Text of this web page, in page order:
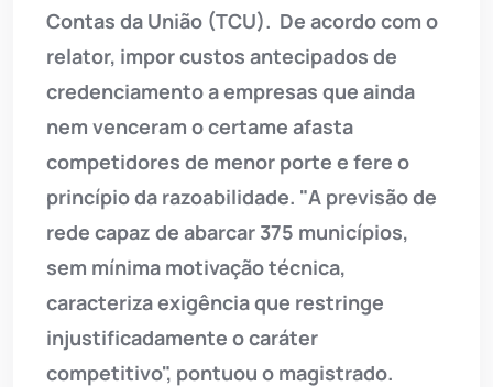
Contas da União (TCU). De acordo com o
relator, impor custos antecipados de
credenciamento a empresas que ainda
nem venceram o certame afasta
competidores de menor porte e fere o
princípio da razoabilidade. "A previsão de
rede capaz de abarcar 375 municípios,
sem mínima motivação técnica,
caracteriza exigência que restringe
injustificadamente o caráter
competitivo", pontuou o magistrado.